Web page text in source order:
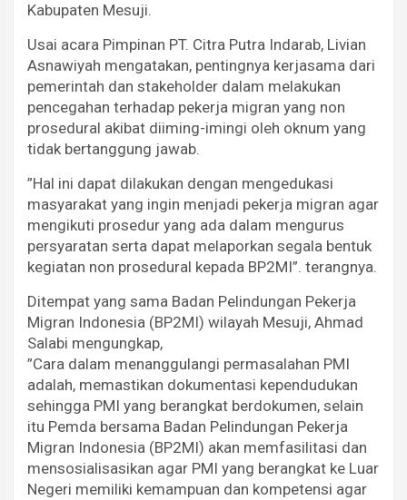
Kabupaten Mesuji.
Usai acara Pimpinan PT. Citra Putra Indarab, Livian
Asnawiyah mengatakan, pentingnya kerjasama dari
pemerintah dan stakeholder dalam melakukan
pencegahan terhadap pekerja migran yang non
prosedural akibat diiming-imingi oleh oknum yang
tidak bertanggung jawab.
”Hal ini dapat dilakukan dengan mengedukasi
masyarakat yang ingin menjadi pekerja migran agar
mengikuti prosedur yang ada dalam mengurus
persyaratan serta dapat melaporkan segala bentuk
kegiatan non prosedural kepada BP2MI”. terangnya.
Ditempat yang sama Badan Pelindungan Pekerja
Migran Indonesia (BP2MI) wilayah Mesuji, Ahmad
Salabi mengungkap,
”Cara dalam menanggulangi permasalahan PMI
adalah, memastikan dokumentasi kependudukan
sehingga PMI yang berangkat berdokumen, selain
itu Pemda bersama Badan Pelindungan Pekerja
Migran Indonesia (BP2MI) akan memfasilitasi dan
mensosialisasikan agar PMI yang berangkat ke Luar
Negeri memiliki kemampuan dan kompetensi agar